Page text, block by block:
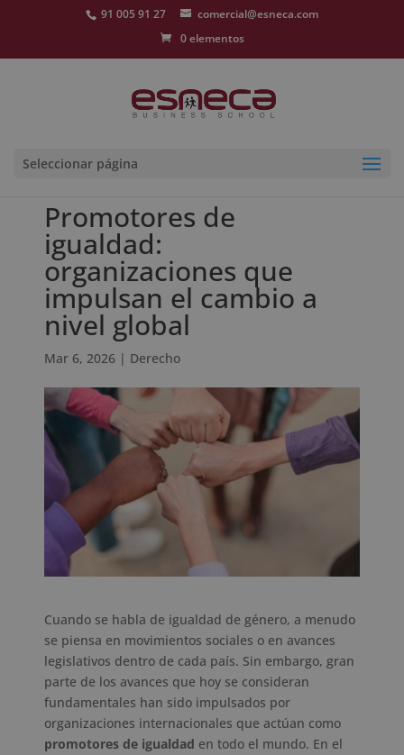
91 005 91 27
comercial@esneca.com
0 elementos
Seleccionar página
Promotores de
igualdad:
organizaciones que
impulsan el cambio a
nivel global
Mar 6, 2026| Derecho
Cuando se habla de igualdad de género, a menudo
se piensa en movimientos sociales o en avances
legislativos dentro de cada país. Sin embargo, gran
parte de los avances que hoy se consideran
fundamentales han sido impulsados por
organizaciones internacionales que actúan como
promotores de igualdad en todo el mundo. En el